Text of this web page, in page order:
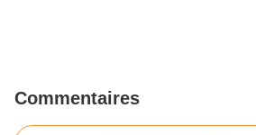
Commentaires